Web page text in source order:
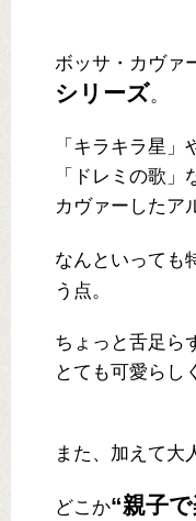
ボッサ・カヴァ
シリーズ。
「キラキラ星」
「ドレミの歌
カヴァーしたア
なんといっても
う点。
ちょっと舌足ら
とても可愛らし
また、加えて大
どこか“親子